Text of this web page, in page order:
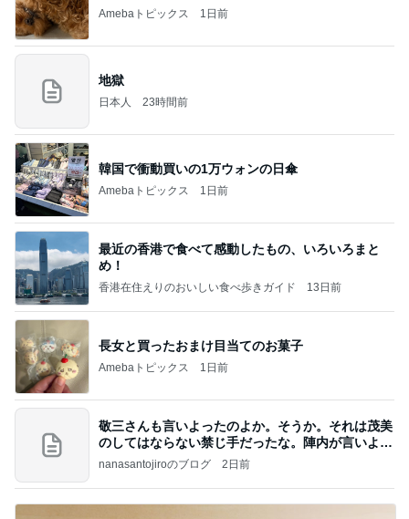
Amebaトピックス 1日前
地獄
日本人 23時間前
韓国で衝動買いの1万ウォンの日傘
Amebaトピックス 1日前
最近の香港で食べて感動したもの、いろいろまと
め！
香港在住えりのおいしい食べ歩きガイド 13日前
長女と買ったおまけ目当てのお菓子
Amebaトピックス 1日前
敬三さんも言いよったのよか。そうか。それは茂美
のしてはならない禁じ手だったな。陣内が言いよる
のよ
nanasantojiroのブログ 2日前